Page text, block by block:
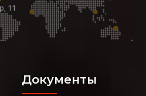
11
Документы